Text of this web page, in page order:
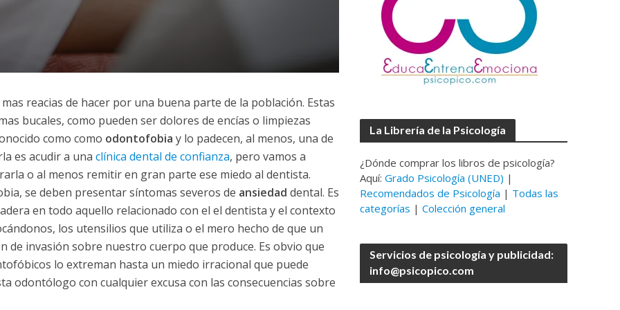
reacias de hacer por una buena parte de la población. Estas
bucales, como pueden ser dolores de encías o limpiezas
como como odontofobia y lo padecen, al menos, una de
es acudir a una clínica dental de confianza, pero vamos a
o al menos remitir en gran parte ese miedo al dentista.
se deben presentar síntomas severos de ansiedad dental. Es
en todo aquello relacionado con el el dentista y el contexto
los utensilios que utiliza o el mero hecho de que un
de invasión sobre nuestro cuerpo que produce. Es obvio que
lo extreman hasta un miedo irracional que puede
odontólogo con cualquier excusa con las consecuencias sobre
La Librería de la Psicología
¿Dónde comprar los libros de psicología?
Aquí:Grado Psicología (UNED) |
Recomendados de Psicología | Todas las
categorías |Colección general
Servicios de psicología y publicidad:
info@psicopico.com